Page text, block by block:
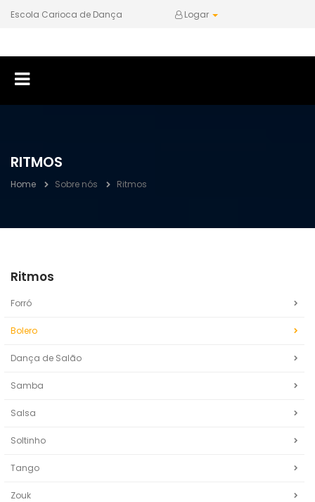
Escola Carioca de Dança Logar
RITMOS
Home Sobre nós Ritmos
Ritmos
Forró
Bolero
Dança de Salão
Samba
Salsa
Soltinho
Tango
Zouk